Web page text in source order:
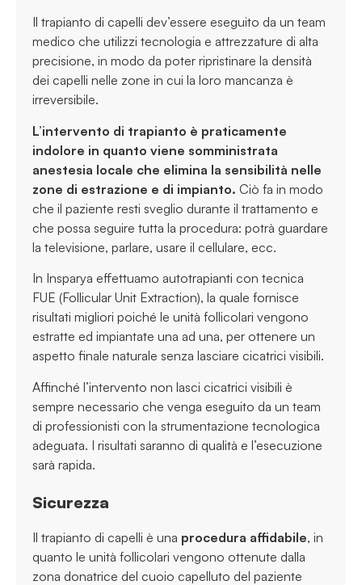
Il trapianto di capelli dev’essere eseguito da un team
medico che utilizzi tecnologia e attrezzature di alta
precisione, in modo da poter ripristinare la densità
dei capelli nelle zone in cui la loro mancanza è
irreversibile.
L’intervento di trapianto è praticamente
indolore in quanto viene somministrata
anestesia locale che elimina la sensibilità nelle
zone di estrazione e di impianto. Ciò fa in modo
che il paziente resti sveglio durante il trattamento e
che possa seguire tutta la procedura: potrà guardare
la televisione, parlare, usare il cellulare, ecc.
In Insparya effettuamo autotrapianti con tecnica
FUE (Follicular Unit Extraction), la quale fornisce
risultati migliori poiché le unità follicolari vengono
estratte ed impiantate una ad una, per ottenere un
aspetto finale naturale senza lasciare cicatrici visibili.
Affinché l’intervento non lasci cicatrici visibili è
sempre necessario che venga eseguito da un team
di professionisti con la strumentazione tecnologica
adeguata. I risultati saranno di qualità e l’esecuzione
sarà rapida.
Sicurezza
Il trapianto di capelli è una procedura affidabile, in
quanto le unità follicolari vengono ottenute dalla
zona donatrice del cuoio capelluto del paziente